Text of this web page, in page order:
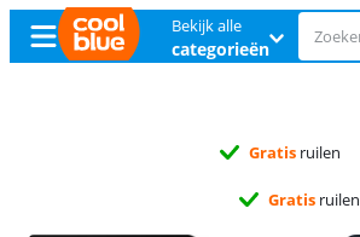
Bekijk alle
categorieën
Gratis ruilen
Gratis ruilen